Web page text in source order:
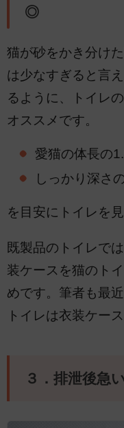
◎
猫が砂をかき分け
は少なすぎると言
るように、トイレ
オススメです。
愛猫の体長の
しっかり深さ
を目安にトイレを
既製品のトイレで
装ケースを猫のト
めです。筆者も最
トイレは衣装ケー
３．排泄後急